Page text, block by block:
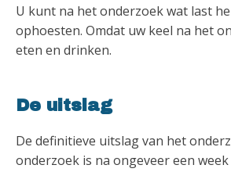
U kunt na het onderzoek wat last
ophoesten. Omdat uw keel na het
eten en drinken.
De uitslag
De definitieve uitslag van het
onderzoek is na ongeveer een week